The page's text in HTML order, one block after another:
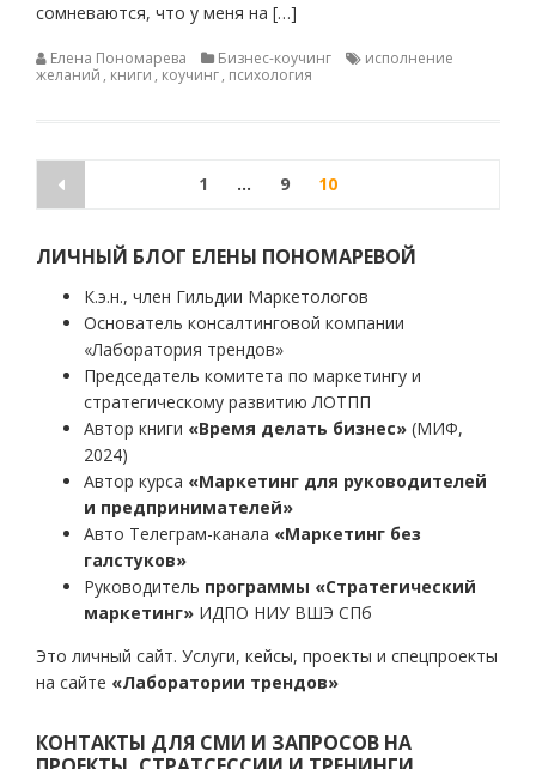
сомневаются, что у меня на […]
Елена Пономарева Бизнес-коучинг
исполнение
желаний , книги , коучинг, психология
Пагинация
записей
1 … 9 10
ЛИЧНЫЙ БЛОГ ЕЛЕНЫ ПОНОМАРЕВОЙ
К.э.н., член Гильдии Маркетологов
Основатель консалтинговой компании
«Лаборатория трендов»
Председатель комитета по маркетингу и
стратегическому развитию ЛОТПП
Автор книги «Время делать бизнес» (МИФ,
2024)
Автор курса «Маркетинг для руководителей
и предпринимателей»
Авто Телеграм-канала «Маркетинг без
галстуков»
Руководитель программы «Стратегический
маркетинг» ИДПО НИУ ВШЭ СПб
Это личный сайт. Услуги, кейсы, проекты и спецпроекты
на сайте «Лаборатории трендов»
КОНТАКТЫ ДЛЯ СМИ И ЗАПРОСОВ НА